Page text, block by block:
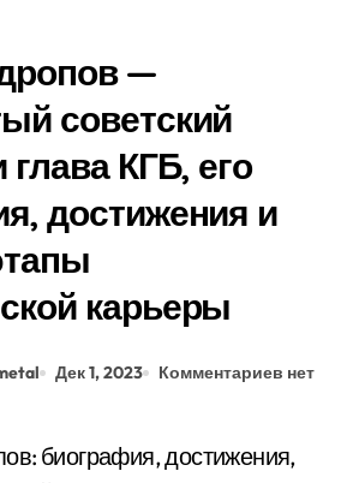
—
советский
глава КГБ, его
достижения и
карьеры
Дек 1, 2023 Комментариев нет